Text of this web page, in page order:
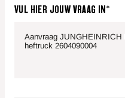
VUL HIER JOUW VRAAG IN*